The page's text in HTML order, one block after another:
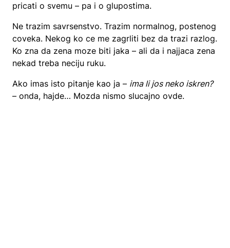
pricati o svemu – pa i o glupostima.
Ne trazim savrsenstvo. Trazim normalnog, postenog
coveka. Nekog ko ce me zagrliti bez da trazi razlog.
Ko zna da zena moze biti jaka – ali da i najjaca zena
nekad treba neciju ruku.
Ako imas isto pitanje kao ja – ima li jos neko iskren?
– onda, hajde… Mozda nismo slucajno ovde.